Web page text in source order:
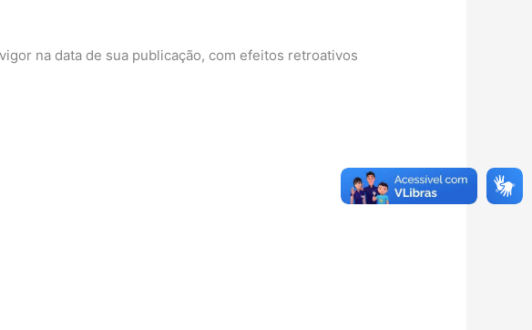
na data de sua publicação, com efeitos retroativos